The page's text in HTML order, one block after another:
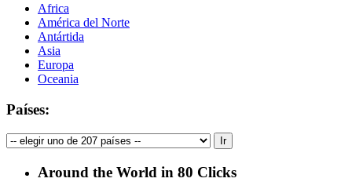
Africa
América del Norte
Antártida
Asia
Europa
Oceania
Países:
Around the World in 80 Clicks